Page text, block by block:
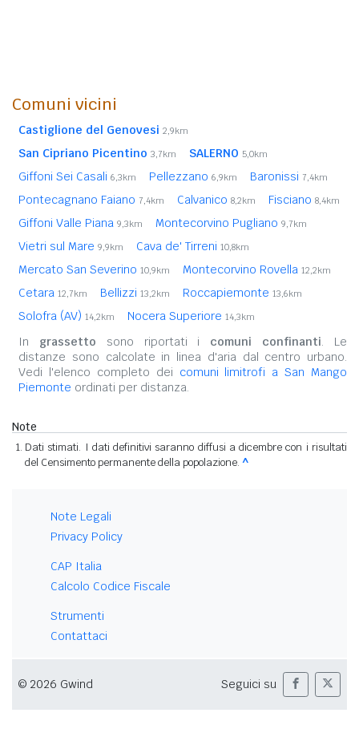
Comuni vicini
Castiglione del Genovesi 2,9km
San Cipriano Picentino 3,7km SALERNO 5,0km
Giffoni Sei Casali 6,3km Pellezzano 6,9km Baronissi 7,4km
Pontecagnano Faiano 7,4km Calvanico 8,2km Fisciano 8,4km
Giffoni Valle Piana 9,3km Montecorvino Pugliano 9,7km
Vietri sul Mare 9,9km Cava de' Tirreni 10,8km
Mercato San Severino 10,9km Montecorvino Rovella 12,2km
Cetara 12,7km Bellizzi 13,2km Roccapiemonte 13,6km
Solofra (AV) 14,2km Nocera Superiore 14,3km
In grassetto sono riportati i comuni confinanti. Le
distanze sono calcolate in linea d'aria dal centro urbano.
Vedi l'elenco completo dei comuni limitrofi a San Mango
Piemonte ordinati per distanza.
Note
Dati stimati. I dati definitivi saranno diffusi a dicembre con i risultati
del Censimento permanente della popolazione. ^
Note Legali
Privacy Policy
CAP Italia
Calcolo Codice Fiscale
Strumenti
Contattaci
© 2026 Gwind Seguici su